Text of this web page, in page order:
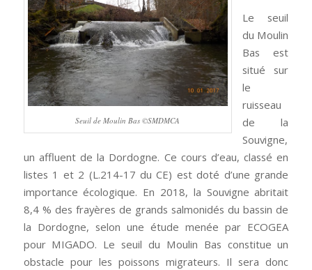
Seuil de Moulin Bas ©SMDMCA
Le seuil
du Moulin
Bas est
situé sur
le
ruisseau
de la
Souvigne,
un affluent de la Dordogne. Ce cours d’eau, classé en
listes 1 et 2 (L.214-17 du CE) est doté d’une grande
importance écologique. En 2018, la Souvigne abritait
8,4 % des frayères de grands salmonidés du bassin de
la Dordogne, selon une étude menée par ECOGEA
pour MIGADO. Le seuil du Moulin Bas constitue un
obstacle pour les poissons migrateurs. Il sera donc